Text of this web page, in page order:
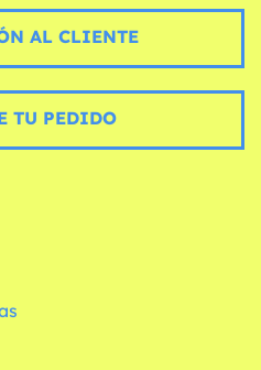
AL CLIENTE
TU PEDIDO